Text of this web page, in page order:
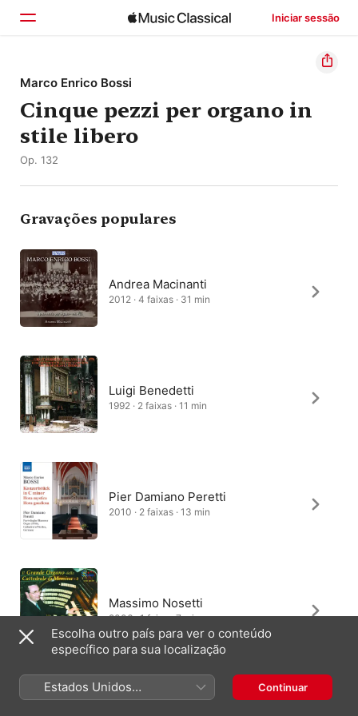
Iniciar sessão
Início
Explorar
Buscar
Marco Enrico Bossi
Cinque pezzi per organo in
stile libero
Op. 132
Gravações populares
Andrea Macinanti
2012 · 4 faixas · 31 min
Luigi Benedetti
1992 · 2 faixas · 11 min
Pier Damiano Peretti
2010 · 2 faixas · 13 min
Massimo Nosetti
2006 · 1 faixa · 7 min
Andrea Macinanti, Coro Euridice
Escolha outro país para ver o conteúdo
específico para sua localização
Estados Unidos
(Português Brasil)
Continuar